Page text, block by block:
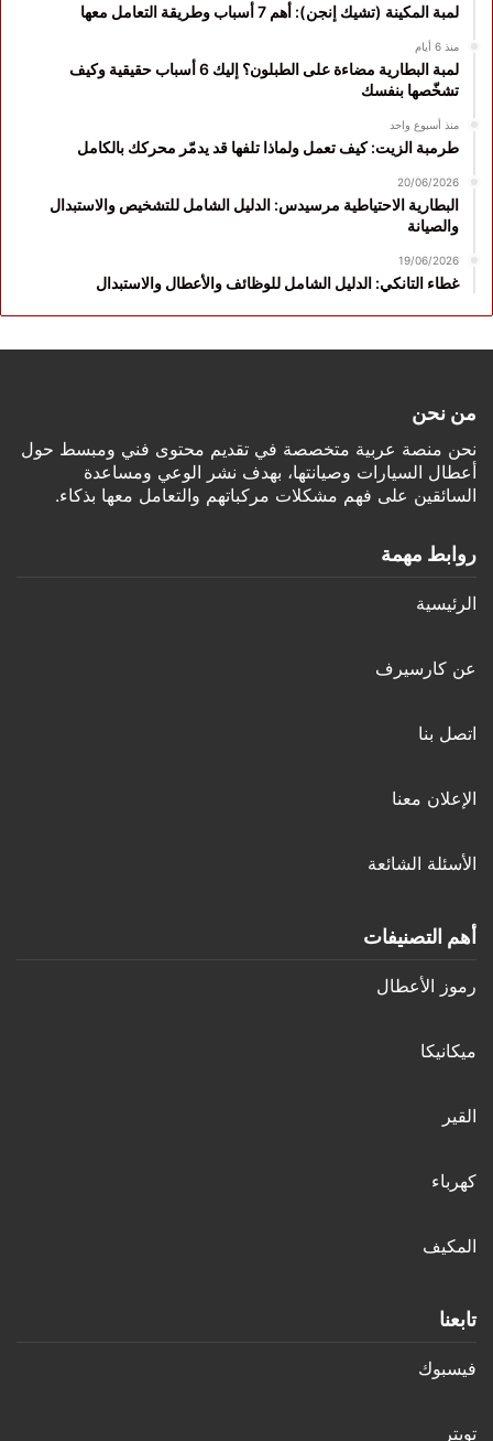
لمبة المكينة (تشيك إنجن): أهم 7 أسباب وطريقة التعامل معها
منذ 6 أيام
لمبة البطارية مضاءة على الطبلون؟ إليك 6 أسباب حقيقية وكيف
تشخّصها بنفسك
منذ أسبوع واحد
طرمبة الزيت: كيف تعمل ولماذا تلفها قد يدمّر محركك بالكامل
20/06/2026
البطارية الاحتياطية مرسيدس: الدليل الشامل للتشخيص والاستبدال
والصيانة
19/06/2026
غطاء التانكي: الدليل الشامل للوظائف والأعطال والاستبدال
من نحن
نحن منصة عربية متخصصة في تقديم محتوى فني ومبسط حول
أعطال السيارات وصيانتها، بهدف نشر الوعي ومساعدة
السائقين على فهم مشكلات مركباتهم والتعامل معها بذكاء.
روابط مهمة
الرئيسية
عن كارسيرف
اتصل بنا
الإعلان معنا
الأسئلة الشائعة
أهم التصنيفات
رموز الأعطال
ميكانيكا
القير
كهرباء
المكيف
تابعنا
فيسبوك
تويتر